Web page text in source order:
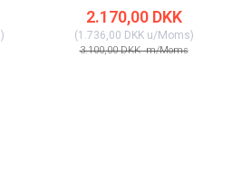
)
2.170,00 DKK
(1.736,00 DKKu/Moms)
3.100,00 DKKm/Moms